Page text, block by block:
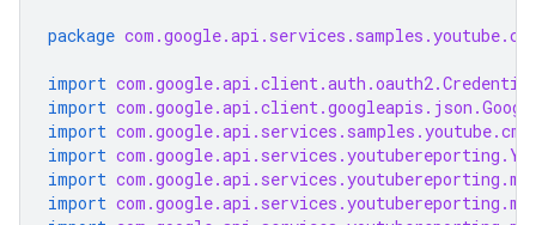
package
import
import
import
import
import
import